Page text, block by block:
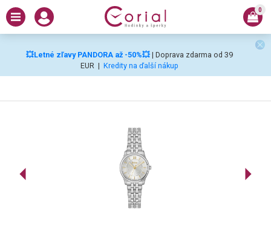
💥Letné zľavy PANDORA až -50%💥 | Doprava zdarma od 39
EUR | Kredity na ďalší nákup
0